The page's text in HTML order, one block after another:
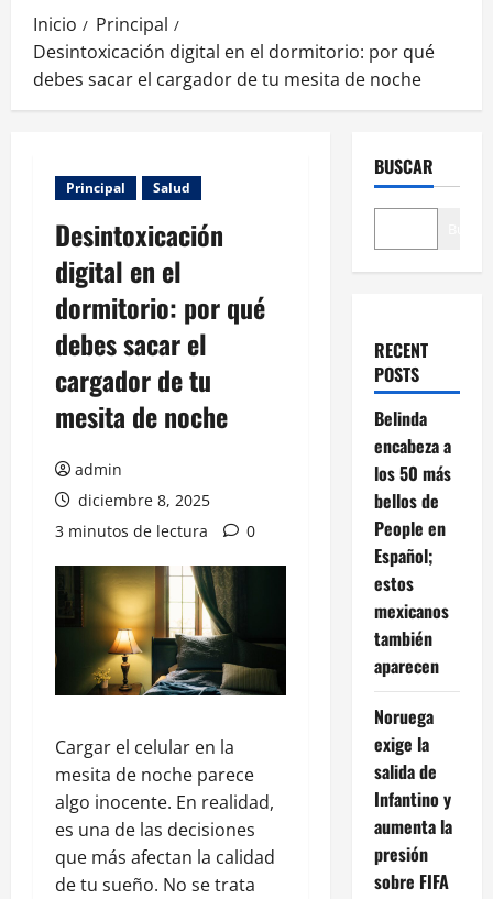
Inicio
Principal
Desintoxicación digital en el dormitorio: por qué
debes sacar el cargador de tu mesita de noche
Principal Salud
Desintoxicación
digital en el
dormitorio: por qué
debes sacar el
cargador de tu
mesita de noche
admin
diciembre 8, 2025
3 minutos de lectura
0
Cargar el celular en la
mesita de noche parece
algo inocente. En realidad,
es una de las decisiones
que más afectan la calidad
de tu sueño. No se trata
BUSCAR
RECENT
POSTS
Belinda
encabeza a
los 50 más
bellos de
People en
Español;
estos
mexicanos
también
aparecen
Noruega
exige la
salida de
Infantino y
aumenta la
presión
sobre FIFA